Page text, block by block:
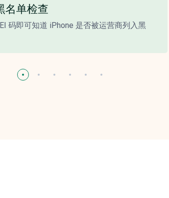
名单检查
码即可知道 iPhone 是否被运营商列入黑